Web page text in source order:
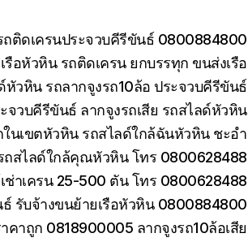
ติดเครนประจวบคีรีขันธ์ 0800884800
รือหัวหิน รถติดเครน ยกบรรทุก ขนส่งเรือ
หัวหิน รถลากจูงรถ10ล้อ ประจวบคีรีขันธ์
จวบคีรีขันธ์ ลากจูงรถเสีย รถสไลด์หัวหิน
ในเขตหัวหิน รถสไลด์ใกล้ฉันหัวหิน ชะอำ
ถสไลด์ใกล้คุณหัวหิน โทร 0800628488
ช่าเครน 25-500 ตัน โทร 0800628488
ธ์ รับจ้างขนย้ายเรือหัวหิน 0800884800
คาถูก 0818900005 ลากจูงรถ10ล้อเสีย